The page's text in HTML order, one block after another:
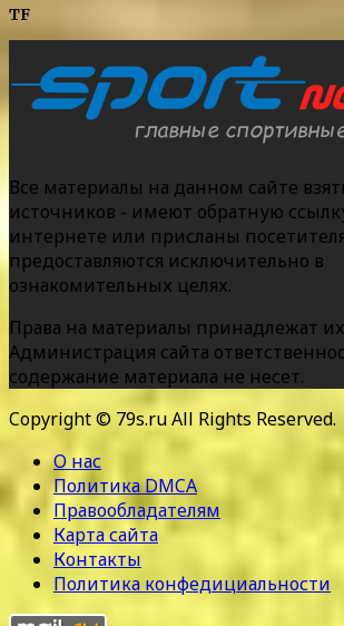
TF
Все материалы на данном сайте
источников - имеют обратную
интернете или присланы
предоставляются исключительно в
ознакомительных целях.
Права на материалы принадлежат
Администрация сайта
содержание материала не несет.
Copyright © 79s.ru All Rights Reserved.
О нас
Политика DMCA
Правообладателям
Карта сайта
Контакты
Политика конфедициальности